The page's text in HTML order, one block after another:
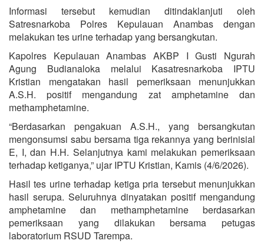
Informasi tersebut kemudian ditindaklanjuti oleh
Satresnarkoba Polres Kepulauan Anambas dengan
melakukan tes urine terhadap yang bersangkutan.
Kapolres Kepulauan Anambas AKBP I Gusti Ngurah
Agung Budianaloka melalui Kasatresnarkoba IPTU
Kristian mengatakan hasil pemeriksaan menunjukkan
A.S.H. positif mengandung zat amphetamine dan
methamphetamine.
“Berdasarkan pengakuan A.S.H., yang bersangkutan
mengonsumsi sabu bersama tiga rekannya yang berinisial
E, I, dan H.H. Selanjutnya kami melakukan pemeriksaan
terhadap ketiganya,” ujar IPTU Kristian, Kamis (4/6/2026).
Hasil tes urine terhadap ketiga pria tersebut menunjukkan
hasil serupa. Seluruhnya dinyatakan positif mengandung
amphetamine dan methamphetamine berdasarkan
pemeriksaan yang dilakukan bersama petugas
laboratorium RSUD Tarempa.